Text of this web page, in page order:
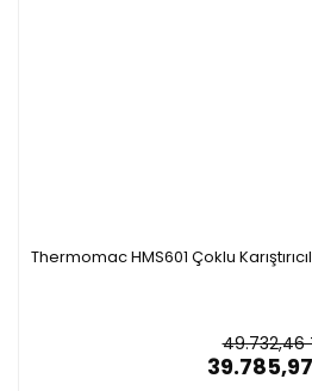
Thermomac HMS601 Çoklu
49.732,46